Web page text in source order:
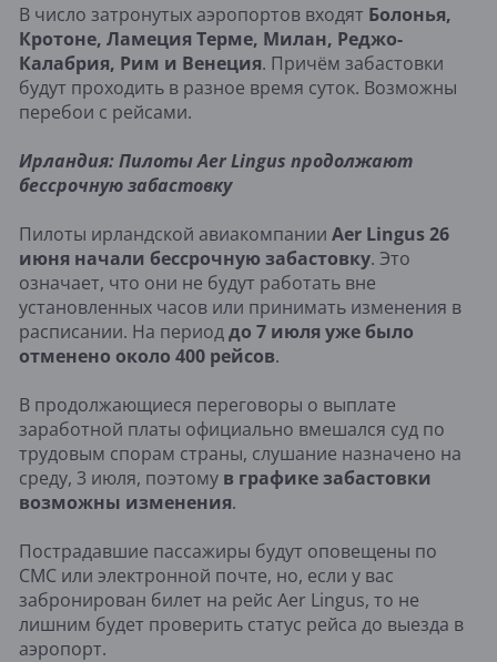
В число затронутых аэропортов входят Болонья,
Кротоне, Ламеция Терме, Милан, Реджо-
Калабрия, Рим и Венеция. Причём забастовки
будут проходить в разное время суток. Возможны
перебои с рейсами.
Ирландия: Пилоты Aer Lingus продолжают
бессрочную забастовку
Пилоты ирландской авиакомпании Aer Lingus 26
июня начали бессрочную забастовку. Это
означает, что они не будут работать вне
установленных часов или принимать изменения в
расписании. На периоддо 7 июля уже было
отменено около 400 рейсов.
В продолжающиеся переговоры о выплате
заработной платы официально вмешался суд по
трудовым спорам страны, слушание назначено на
среду, 3 июля, поэтому в графике забастовки
возможны изменения.
Пострадавшие пассажиры будут оповещены по
СМС или электронной почте, но, если у вас
забронирован билет на рейс Aer Lingus, то не
лишним будет проверить статус рейса до выезда в
аэропорт.